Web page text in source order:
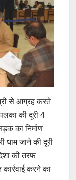
से आग्रह करते
की दूरी 4
का निर्माण
जाने की दूरी
की तरफ
करने का